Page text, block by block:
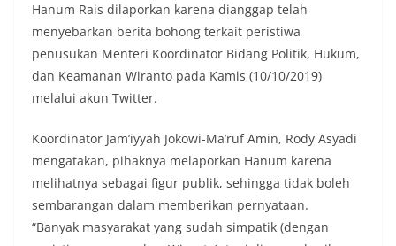
Hanum Rais dilaporkan karena dianggap telah
menyebarkan berita bohong terkait peristiwa
penusukan Menteri Koordinator Bidang Politik, Hukum,
dan Keamanan Wiranto pada Kamis (10/10/2019)
melalui akun Twitter.
Koordinator Jam’iyyah Jokowi-Ma’ruf Amin, Rody Asyadi
mengatakan, pihaknya melaporkan Hanum karena
melihatnya sebagai figur publik, sehingga tidak boleh
sembarangan dalam memberikan pernyataan.
“Banyak masyarakat yang sudah simpatik (dengan